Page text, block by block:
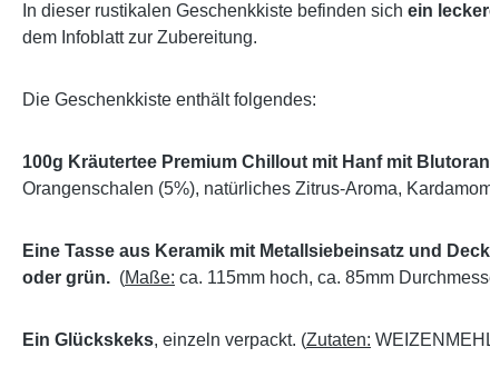
In dieser rustikalen Geschenkkiste befinden sich ein
dem Infoblatt zur Zubereitung.
Die Geschenkkiste enthält folgendes:
100g Kräutertee Premium Chillout mit Hanf mit
Orangenschalen (5%), natürliches Zitrus-Aroma,
Eine Tasse aus Keramik mit Metallsiebeinsatz und
oder grün. (Maße: ca. 115mm hoch, ca. 85mm
Ein Glückskeks, einzeln verpackt. (Zutaten: